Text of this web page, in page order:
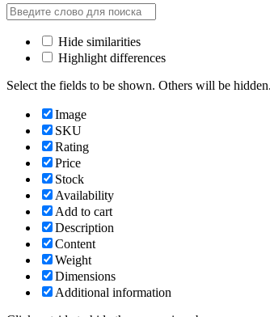
Hide similarities
Highlight differences
Select the fields to be shown. Others will be
Image
SKU
Rating
Price
Stock
Availability
Add to cart
Description
Content
Weight
Dimensions
Additional information